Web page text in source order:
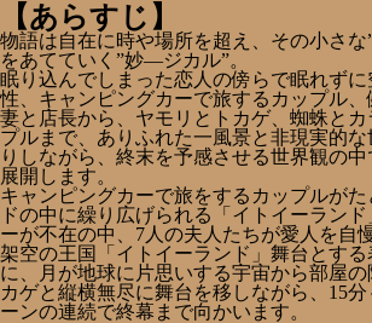
【あらすじ】
物語は自在に時や場所を超え、その小さな
をあてていく”妙―ジカル”。
眠り込んでしまった恋人の傍らで眠れず
性、キャンピングカーで旅するカップル、
妻と店長から、ヤモリとトカゲ、蜘蛛と
プルまで、ありふれた一風景と非現実的
りしながら、終末を予感させる世界観の
展開します。
キャンピングカーで旅をするカップルが
ドの中に繰り広げられる「イトイーラン
ーが不在の中、7人の夫人たちが愛人を自
架空の王国「イトイーランド」舞台とす
に、月が地球に片思いする宇宙から部屋の
カゲと縦横無尽に舞台を移しながら、15
ーンの連続で終幕まで向かいます。